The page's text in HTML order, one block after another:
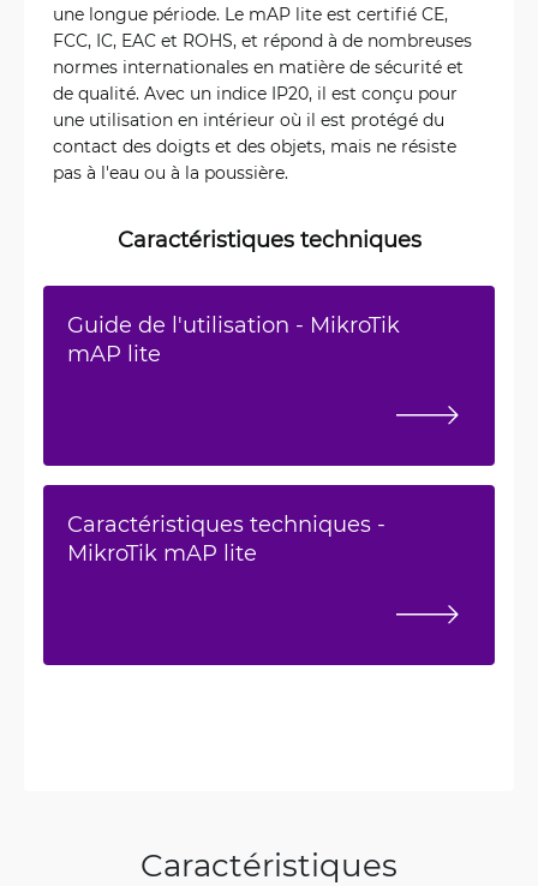
une longue période. Le mAP lite est certifié CE,
FCC, IC, EAC et ROHS, et répond à de nombreuses
normes internationales en matière de sécurité et
de qualité. Avec un indice IP20, il est conçu pour
une utilisation en intérieur où il est protégé du
contact des doigts et des objets, mais ne résiste
pas à l'eau ou à la poussière.
Caractéristiques techniques
Guide de l'utilisation - MikroTik
mAP lite
Caractéristiques techniques -
MikroTik mAP lite
Caractéristiques